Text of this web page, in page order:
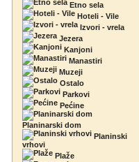
Etno sela
Hoteli - Vile
Izvori - vrela
Jezera
Kanjoni
Manastiri
Muzeji
Ostalo
Parkovi
Pećine
Planinarski dom
Planinski
vrhovi
Plaže